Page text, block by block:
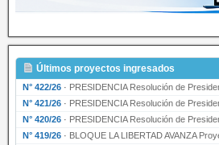
Últimos proyectos ingresados
N° 422/26 · PRESIDENCIA Resolución de
N° 421/26 · PRESIDENCIA Resolución de
N° 420/26 · PRESIDENCIA Resolución de
N° 419/26 · BLOQUE LA LIBERTAD AVANZA Proyecto de Ley